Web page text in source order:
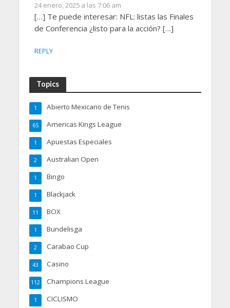
24 enero, 2025 a las 7:06 am
[…] Te puede interesar: NFL: listas las Finales
de Conferencia ¿listo para la acción? […]
REPLY
Topics
Abierto Mexicano de Tenis
1
Americas Kings League
65
Apuestas Especiales
1
Australian Open
2
Bingo
1
Blackjack
1
BOX
11
Bundelisga
1
Carabao Cup
2
Casino
43
Champions League
112
CICLISMO
1